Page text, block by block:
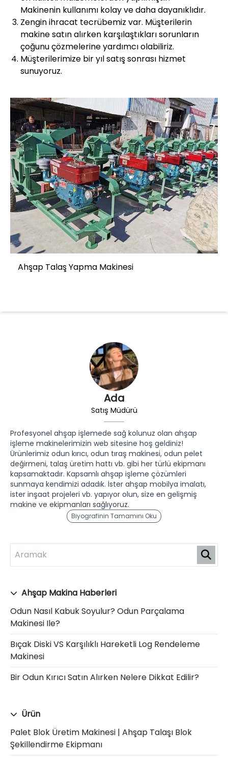
Ada
Satış Müdürü
Profesyonel ahşap işlemede sağ kolunuz olan ahşap
işleme makinelerimizin web sitesine hoş geldiniz!
Ürünlerimiz odun kırıcı, odun tıraş makinesi, odun pelet
değirmeni, talaş üretim hattı vb. gibi her türlü ekipmanı
kapsamaktadır. Kapsamlı ahşap işleme çözümleri
sunmaya kendimizi adadık. İster ahşap mobilya imalatı,
ister inşaat projeleri vb. yapıyor olun, size en gelişmiş
makine ve ekipmanları sağlıyoruz.
Biyografinin Tamamını Oku
Ahşap Makina Haberleri
Odun Nasıl Kabuk Soyulur? Odun Parçalama
Makinesi Ile?
Bıçak Diski VS Karşılıklı Hareketli Log Rendeleme
Makinesi
Bir Odun Kırıcı Satın Alırken Nelere Dikkat Edilir?
Ürün
Palet Blok Üretim Makinesi | Ahşap Talaşı Blok
Şekillendirme Ekipmanı
Makinenin kullanımı kolay ve daha dayanıklıdır.
Zengin ihracat tecrübemiz var. Müşterilerin
makine satın alırken karşılaştıkları sorunların
çoğunu çözmelerine yardımcı olabiliriz.
Müşterilerimize bir yıl satış sonrası hizmet
sunuyoruz.
Ahşap Talaş Yapma Makinesi